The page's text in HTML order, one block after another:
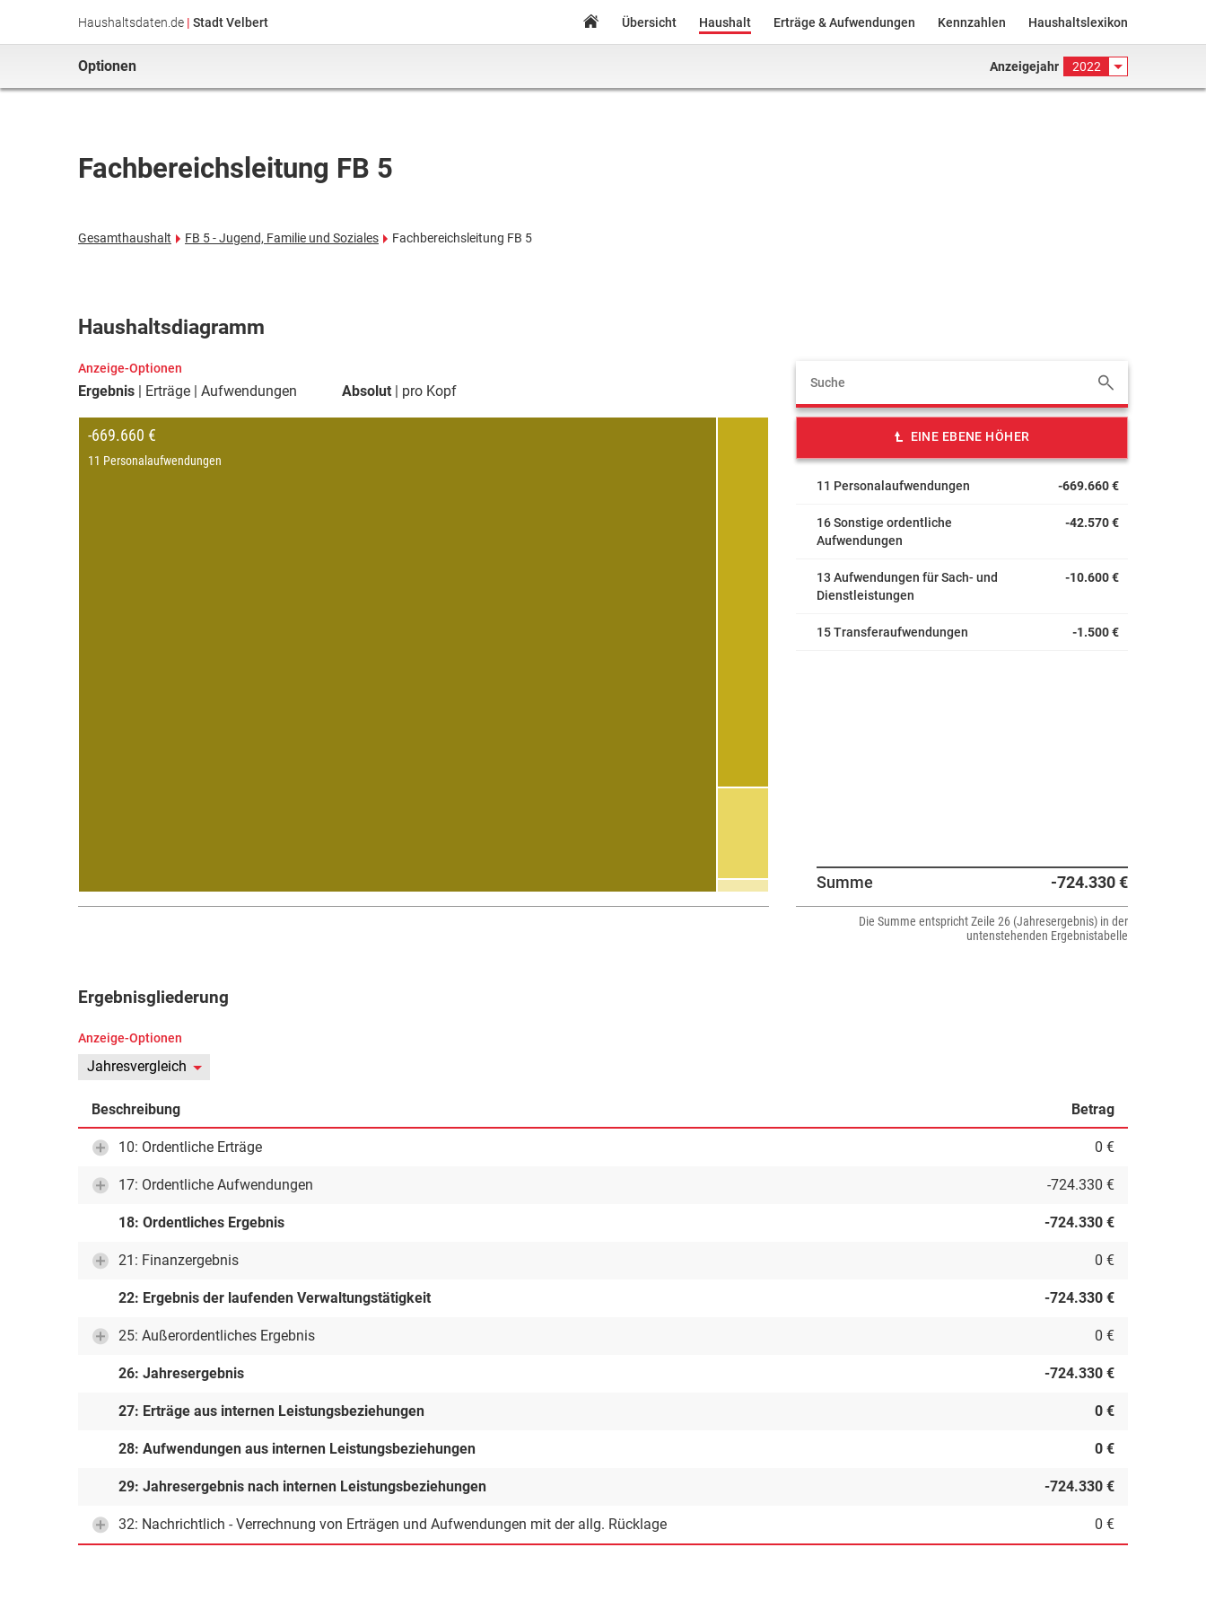
Haushaltsdaten.de | Stadt Velbert Übersicht Haushalt Erträge & Aufwendungen Kennzahlen Haushaltslexikon
Optionen Anzeigejahr 2022
Fachbereichsleitung FB 5
Gesamthaushalt FB 5 - Jugend, Familie und Soziales Fachbereichsleitung FB 5
Haushaltsdiagramm
Anzeige-Optionen
Ergebnis Erträge Aufwendungen Absolut pro Kopf
-669.660 €
11 Personalaufwendungen
EINE EBENE HÖHER
11 Personalaufwendungen -669.660 €
16 Sonstige ordentliche
Aufwendungen
-42.570 €
13 Aufwendungen für Sach- und
Dienstleistungen
-10.600 €
15 Transferaufwendungen -1.500 €
Summe -724.330 €
Die Summe entspricht Zeile 26 (Jahresergebnis) in der
untenstehenden Ergebnistabelle
Ergebnisgliederung
Anzeige-Optionen
Jahresvergleich
Beschreibung Betrag
10: Ordentliche Erträge 0 €
17: Ordentliche Aufwendungen -724.330 €
18: Ordentliches Ergebnis -724.330 €
21: Finanzergebnis 0 €
22: Ergebnis der laufenden Verwaltungstätigkeit -724.330 €
25: Außerordentliches Ergebnis 0 €
26: Jahresergebnis -724.330 €
27: Erträge aus internen Leistungsbeziehungen 0 €
28: Aufwendungen aus internen Leistungsbeziehungen 0 €
29: Jahresergebnis nach internen Leistungsbeziehungen -724.330 €
32: Nachrichtlich - Verrechnung von Erträgen und Aufwendungen mit der allg. Rücklage 0 €